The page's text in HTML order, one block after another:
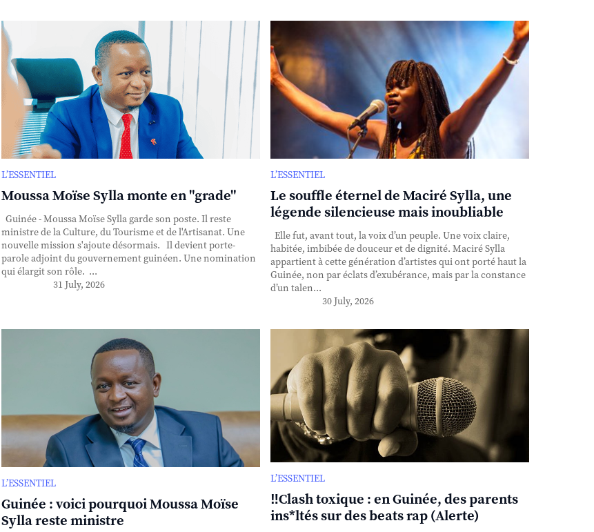
L’ESSENTIEL
Moussa Moïse Sylla monte en "grade"
Guinée - Moussa Moïse Sylla garde son poste. Il reste
ministre de la Culture, du Tourisme et de l'Artisanat. Une
nouvelle mission s'ajoute désormais. Il devient porte-
parole adjoint du gouvernement guinéen. Une nomination
qui élargit son rôle. ...
31 July, 2026
L’ESSENTIEL
Le souffle éternel de Maciré Sylla, une
légende silencieuse mais inoubliable
Elle fut, avant tout, la voix d’un peuple. Une voix claire,
habitée, imbibée de douceur et de dignité. Maciré Sylla
appartient à cette génération d’artistes qui ont porté haut la
Guinée, non par éclats d’exubérance, mais par la constance
d’un talen...
30 July, 2026
L’ESSENTIEL
Guinée : voici pourquoi Moussa Moïse
Sylla reste ministre
L’ESSENTIEL
‼️Clash toxique : en Guinée, des parents
ins*ltés sur des beats rap (Alerte)